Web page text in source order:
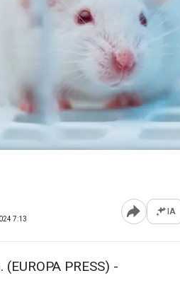
7:13 Abrir IA
PRESS) -